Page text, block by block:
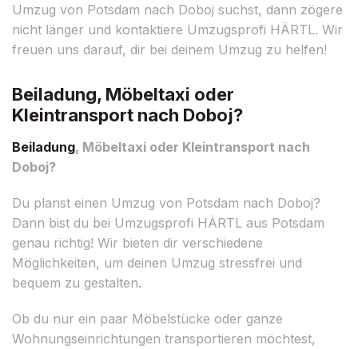
Umzug von Potsdam nach Doboj suchst, dann zögere
nicht länger und kontaktiere Umzugsprofi HÄRTL. Wir
freuen uns darauf, dir bei deinem Umzug zu helfen!
Beiladung, Möbeltaxi oder
Kleintransport nach Doboj?
Beiladung, Möbeltaxi oder Kleintransport nach
Doboj?
Du planst einen Umzug von Potsdam nach Doboj?
Dann bist du bei Umzugsprofi HÄRTL aus Potsdam
genau richtig! Wir bieten dir verschiedene
Möglichkeiten, um deinen Umzug stressfrei und
bequem zu gestalten.
Ob du nur ein paar Möbelstücke oder ganze
Wohnungseinrichtungen transportieren möchtest,